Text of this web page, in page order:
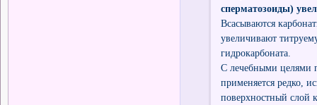
сперматозоиды)
Всасываются
увеличивают
гидрокарбоната.
С лечебными целями
применяется редко,
поверхностный слой